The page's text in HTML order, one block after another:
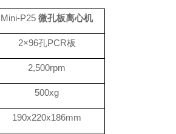
Mini-P25 微孔板离心机
2×96孔PCR板
2,500rpm
500xg
190x220x186mm